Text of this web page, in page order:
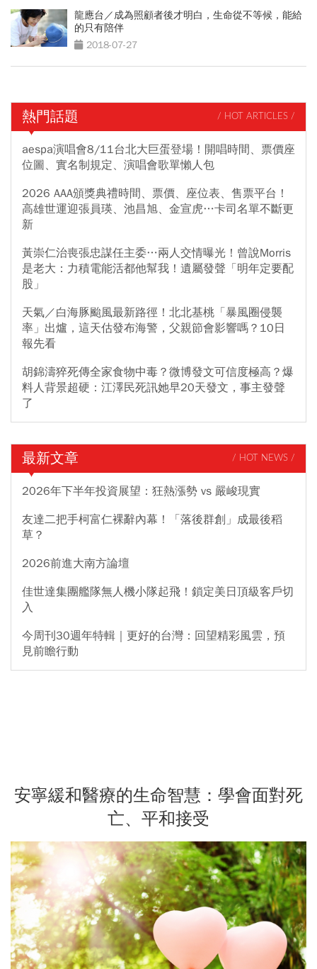
龍應台／成為照顧者後才明白，生命從不等候，能給
的只有陪伴
2018-07-27
熱門話題 / HOT ARTICLES /
aespa演唱會8/11台北大巨蛋登場！開唱時間、票價座
位圖、實名制規定、演唱會歌單懶人包
2026 AAA頒獎典禮時間、票價、座位表、售票平台！
高雄世運迎張員瑛、池昌旭、金宣虎…卡司名單不斷更
新
黃崇仁治喪張忠謀任主委…兩人交情曝光！曾說Morris
是老大：力積電能活都他幫我！遺屬發聲「明年定要配
股」
天氣／白海豚颱風最新路徑！北北基桃「暴風圈侵襲
率」出爐，這天估發布海警，父親節會影響嗎？10日
報先看
胡錦濤猝死傳全家食物中毒？微博發文可信度極高？爆
料人背景超硬：江澤民死訊她早20天發文，事主發聲
了
最新文章 / HOT NEWS /
2026年下半年投資展望：狂熱漲勢 vs 嚴峻現實
友達二把手柯富仁裸辭內幕！「落後群創」成最後稻
草？
2026前進大南方論壇
佳世達集團艦隊無人機小隊起飛！鎖定美日頂級客戶切
入
今周刊30週年特輯｜更好的台灣：回望精彩風雲，預
見前瞻行動
安寧緩和醫療的生命智慧：學會面對死
亡、平和接受